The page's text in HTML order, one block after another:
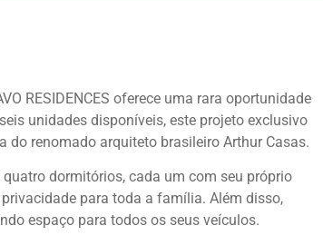
RESIDENCES oferece uma rara oportunidade
unidades disponíveis, este projeto exclusivo
do renomado arquiteto brasileiro Arthur Casas.
dormitórios, cada um com seu próprio
para toda a família. Além disso,
espaço para todos os seus veículos.